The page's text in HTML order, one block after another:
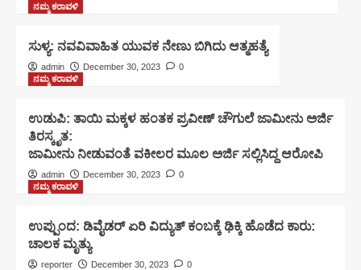
ನಮ್ಮ ಕರಾವಳಿ
ಸುಳ್ಯ: ನವವಿವಾಹಿತ ಯುವಕ ನೇಣು ಬಿಗಿದು ಆತ್ಮಹತ್ಯೆ
admin December 30, 2023
0
ನಮ್ಮ ಕರಾವಳಿ
ಉಡುಪಿ: ತಾಯಿ ಮಕ್ಕಳ ಹಂತಕ ಪ್ರವೀಣ್ ಚೌಗುಲೆ ಜಾಮೀನು ಅರ್ಜಿ
ತಿರಸ್ಕೃತ:
ಜಾಮೀನು ನೀಡುವಂತೆ ವಕೀಲರ ಮೂಲ ಅರ್ಜಿ ಸಲ್ಲಿಸಿದ್ದ ಆರೋಪಿ
admin December 30, 2023
0
ನಮ್ಮ ಕರಾವಳಿ
ಉಪ್ಪುಂದ: ಡಿವೈಡರ್ ಏರಿ ವಿದ್ಯುತ್ ಕಂಬಕ್ಕೆ ಢಿಕ್ಕಿ ಹೊಡೆದ ಕಾರು:
ಚಾಲಕ ಮೃತ್ಯು
reporter December 30, 2023
0